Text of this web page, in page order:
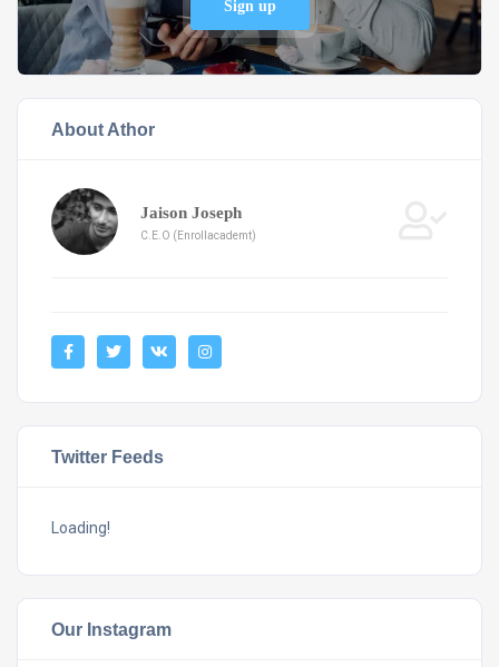
Sign up
About Athor
Jaison Joseph
C.E.O (Enrollacademt)
Twitter Feeds
Loading!
Our Instagram